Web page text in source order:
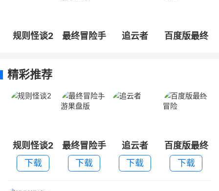
规则怪谈2
最终冒险手
追云者
百度版最终
精彩推荐
规则怪谈2
下载
最终冒险手
游果盘版
下载
追云者
下载
百度版最终
冒险
下载